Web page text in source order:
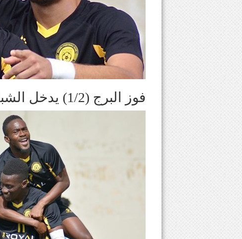
فوز البرج (1/2) يدخل الشباب الغازية في المجهول